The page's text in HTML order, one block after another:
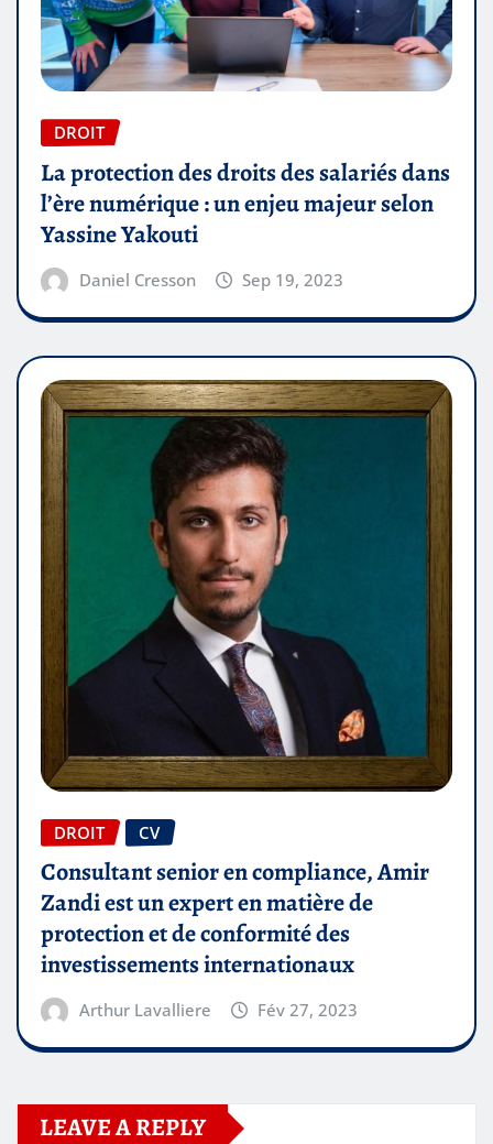
DROIT
La protection des droits des salariés dans
l’ère numérique : un enjeu majeur selon
Yassine Yakouti
Daniel Cresson Sep 19, 2023
DROIT CV
Consultant senior en compliance, Amir
Zandi est un expert en matière de
protection et de conformité des
investissements internationaux
Arthur Lavalliere Fév 27, 2023
LEAVE A REPLY